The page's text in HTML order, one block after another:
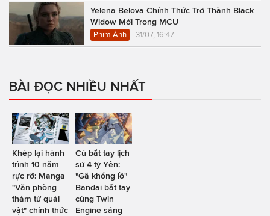
Yelena Belova Chính Thức Trở Thành Black
Widow Mới Trong MCU
Phim Ảnh 31/07, 16:47
BÀI ĐỌC NHIỀU NHẤT
Khép lại hành
trình 10 năm
rực rỡ: Manga
"Văn phòng
thám tử quái
vật" chính thức
Cú bắt tay lịch
sử 4 tỷ Yên:
"Gã khổng lồ"
Bandai bắt tay
cùng Twin
Engine sáng